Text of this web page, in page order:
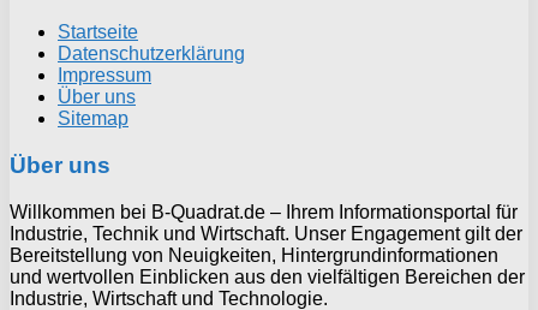
Startseite
Datenschutzerklärung
Impressum
Über uns
Sitemap
Über uns
Willkommen bei B-Quadrat.de – Ihrem Informationsportal für
Industrie, Technik und Wirtschaft. Unser Engagement gilt der
Bereitstellung von Neuigkeiten, Hintergrundinformationen
und wertvollen Einblicken aus den vielfältigen Bereichen der
Industrie, Wirtschaft und Technologie.